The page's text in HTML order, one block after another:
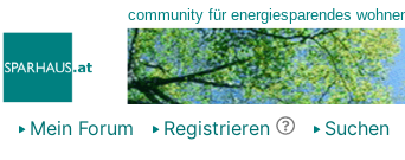
Mein Forum Registrieren
Suchen